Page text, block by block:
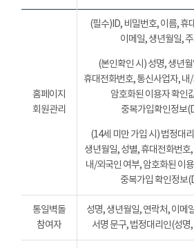
홈페이지
회원관리
(필수)ID, 비밀번호, 이름, 휴
이메일, 생년월일,
(본인확인 시) 성명, 생년
휴대전화번호, 통신사업자, 내
암호화된 이용자 확인
중복가입확인정보
(14세 미만 가입 시) 법정대
생년월일, 성별, 휴대전화번호
내/외국인 여부, 암호화된 이
중복가입 확인정보
통일벽돌
참여자
성명, 생년월일, 연락처, 이메
서명 문구, 법정대리인(성명